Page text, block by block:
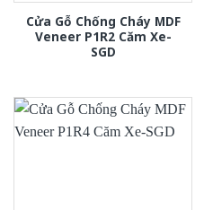
Cửa Gỗ Chống Cháy MDF
Veneer P1R2 Căm Xe-
SGD